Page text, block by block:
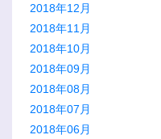
2018年12月
2018年11月
2018年10月
2018年09月
2018年08月
2018年07月
2018年06月